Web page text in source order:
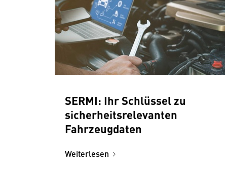
SERMI: Ihr Schlüssel zu
sicherheitsrelevanten
Fahrzeugdaten
Weiterlesen